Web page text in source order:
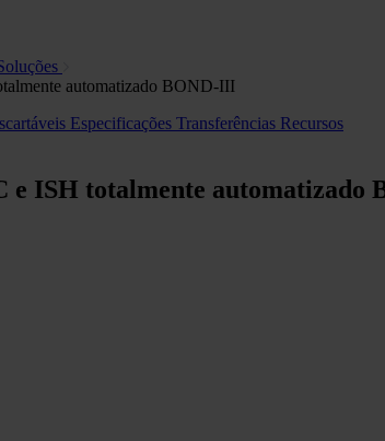
automatizado BOND-III
Especificações Transferências Recursos
e ISH totalmente automatizado